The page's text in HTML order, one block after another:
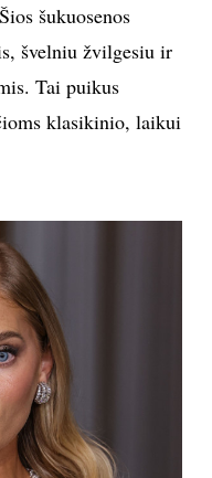
šukuosenos
švelniu žvilgesiu ir
Tai puikus
klasikinio, laikui